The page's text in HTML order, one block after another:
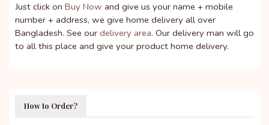
Just click on Buy Now and give us your name + mobile
number + address, we give home delivery all over
Bangladesh. See our delivery area. Our delivery man will go
to all this place and give your product home delivery.
How to Order?